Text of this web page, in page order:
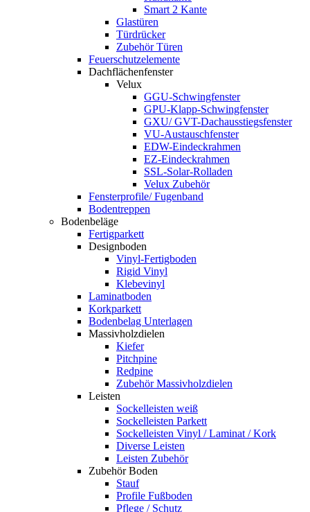
Smart 2 Kante
Glastüren
Türdrücker
Zubehör Türen
Feuerschutzelemente
Dachflächenfenster
Velux
GGU-Schwingfenster
GPU-Klapp-Schwingfenster
GXU/ GVT-Dachausstiegsfenster
VU-Austauschfenster
EDW-Eindeckrahmen
EZ-Eindeckrahmen
SSL-Solar-Rolladen
Velux Zubehör
Fensterprofile/ Fugenband
Bodentreppen
Bodenbeläge
Fertigparkett
Designboden
Vinyl-Fertigboden
Rigid Vinyl
Klebevinyl
Laminatboden
Korkparkett
Bodenbelag Unterlagen
Massivholzdielen
Kiefer
Pitchpine
Redpine
Zubehör Massivholzdielen
Leisten
Sockelleisten weiß
Sockelleisten Parkett
Sockelleisten Vinyl / Laminat / Kork
Diverse Leisten
Leisten Zubehör
Zubehör Boden
Stauf
Profile Fußboden
Pflege / Schutz